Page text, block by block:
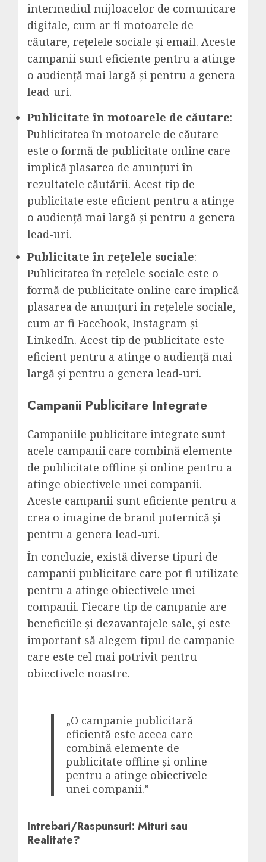
intermediul mijloacelor de comunicare
digitale, cum ar fi motoarele de
căutare, rețelele sociale și email. Aceste
campanii sunt eficiente pentru a atinge
o audiență mai largă și pentru a genera
lead-uri.
Publicitate în motoarele de căutare:
Publicitatea în motoarele de căutare
este o formă de publicitate online care
implică plasarea de anunțuri în
rezultatele căutării. Acest tip de
publicitate este eficient pentru a atinge
o audiență mai largă și pentru a genera
lead-uri.
Publicitate în rețelele sociale:
Publicitatea în rețelele sociale este o
formă de publicitate online care implică
plasarea de anunțuri în rețelele sociale,
cum ar fi Facebook, Instagram și
LinkedIn. Acest tip de publicitate este
eficient pentru a atinge o audiență mai
largă și pentru a genera lead-uri.
Campanii Publicitare Integrate
Campaniile publicitare integrate sunt
acele campanii care combină elemente
de publicitate offline și online pentru a
atinge obiectivele unei companii.
Aceste campanii sunt eficiente pentru a
crea o imagine de brand puternică și
pentru a genera lead-uri.
În concluzie, există diverse tipuri de
campanii publicitare care pot fi utilizate
pentru a atinge obiectivele unei
companii. Fiecare tip de campanie are
beneficiile și dezavantajele sale, și este
important să alegem tipul de campanie
care este cel mai potrivit pentru
obiectivele noastre.
„O campanie publicitară
eficientă este aceea care
combină elemente de
publicitate offline și online
pentru a atinge obiectivele
unei companii.”
Intrebari/Raspunsuri: Mituri sau
Realitate?